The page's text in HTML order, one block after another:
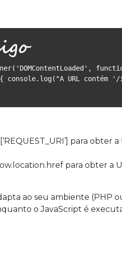
URL
para
para obter a
ao seu ambiente (PHP
o JavaScript é